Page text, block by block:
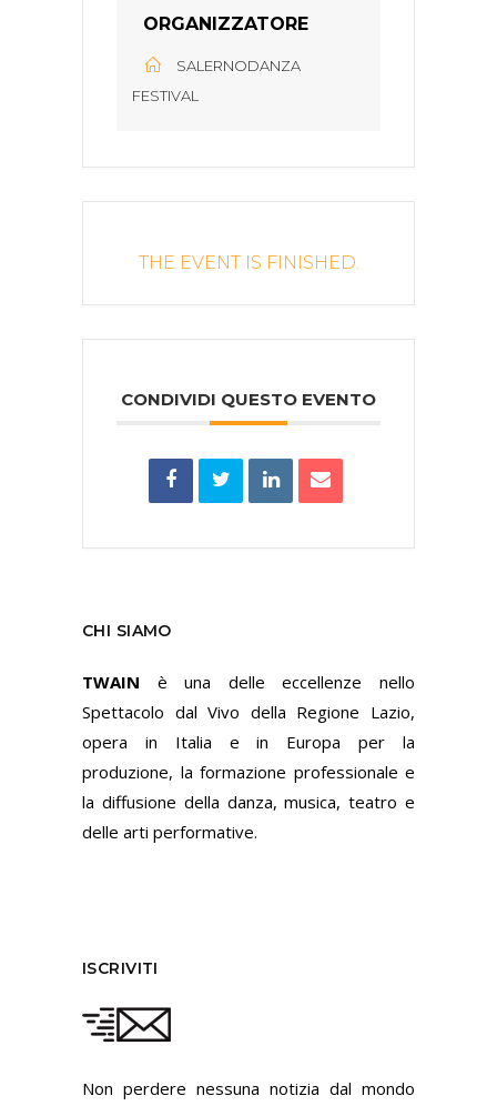
ORGANIZZATORE
SALERNODANZA
FESTIVAL
THE EVENT IS FINISHED.
CONDIVIDI QUESTO EVENTO
CHI SIAMO
TWAIN è una delle eccellenze nello
Spettacolo dal Vivo della Regione Lazio,
opera in Italia e in Europa per la
produzione, la formazione professionale e
la diffusione della danza, musica, teatro e
delle arti performative.
ISCRIVITI
Non perdere nessuna notizia dal mondo